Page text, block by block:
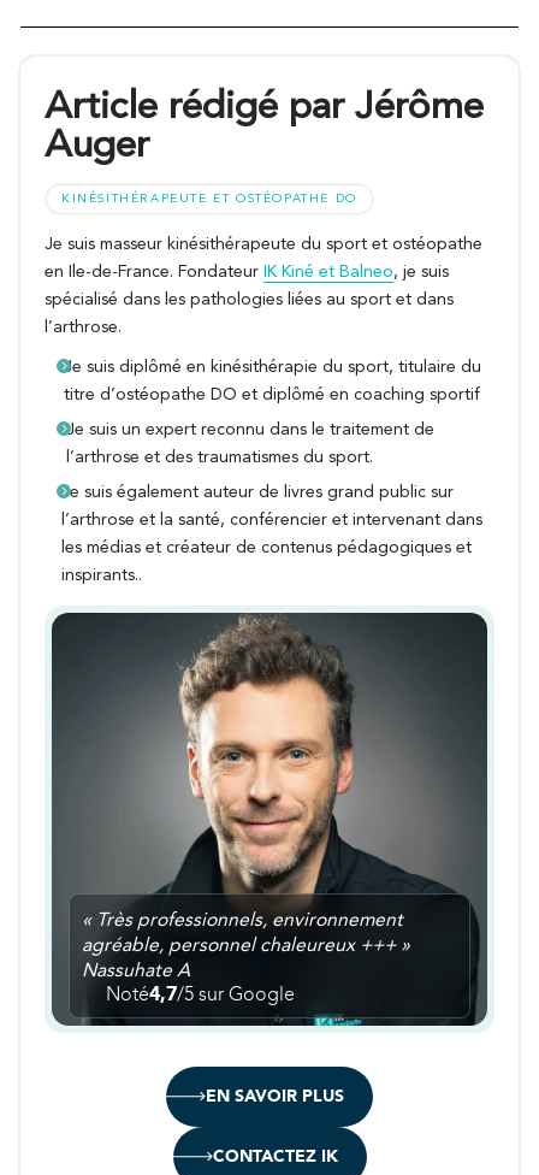
EN SAVOIR PLUS
CONTACTEZ IK
Article rédigé par Jérôme
Auger
KINÉSITHÉRAPEUTE ET OSTÉOPATHE DO
Je suis masseur kinésithérapeute du sport et ostéopathe
en Ile-de-France. Fondateur IK Kiné et Balneo, je suis
spécialisé dans les pathologies liées au sport et dans
l’arthrose.
Je suis diplômé en kinésithérapie du sport, titulaire du
titre d’ostéopathe DO et diplômé en coaching sportif
Je suis un expert reconnu dans le traitement de
l’arthrose et des traumatismes du sport.
Je suis également auteur de livres grand public sur
l’arthrose et la santé, conférencier et intervenant dans
les médias et créateur de contenus pédagogiques et
inspirants..
« Très professionnels, environnement
agréable, personnel chaleureux +++ »
Nassuhate A
Noté4,7/5 sur Google